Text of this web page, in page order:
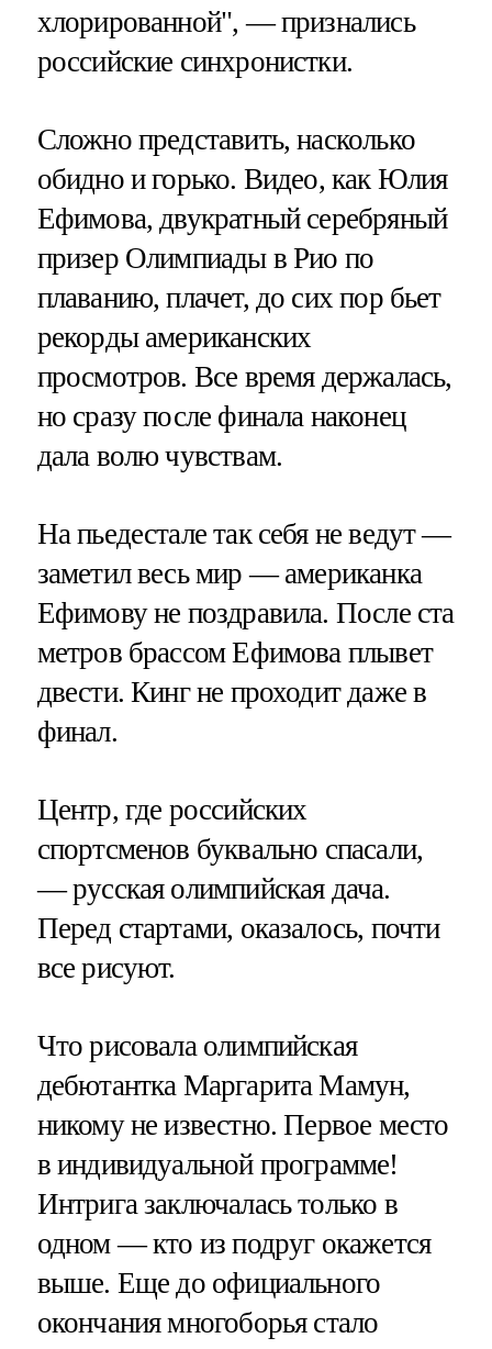
хлорированной", — признались
российские синхронистки.
Сложно представить, насколько
обидно и горько. Видео, как Юлия
Ефимова, двукратный серебряный
призер Олимпиады в Рио по
плаванию, плачет, до сих пор бьет
рекорды американских
просмотров. Все время держалась,
но сразу после финала наконец
дала волю чувствам.
На пьедестале так себя не ведут —
заметил весь мир — американка
Ефимову не поздравила. После ста
метров брассом Ефимова плывет
двести. Кинг не проходит даже в
финал.
Центр, где российских
спортсменов буквально спасали,
— русская олимпийская дача.
Перед стартами, оказалось, почти
все рисуют.
Что рисовала олимпийская
дебютантка Маргарита Мамун,
никому не известно. Первое место
в индивидуальной программе!
Интрига заключалась только в
одном — кто из подруг окажется
выше. Еще до официального
окончания многоборья стало